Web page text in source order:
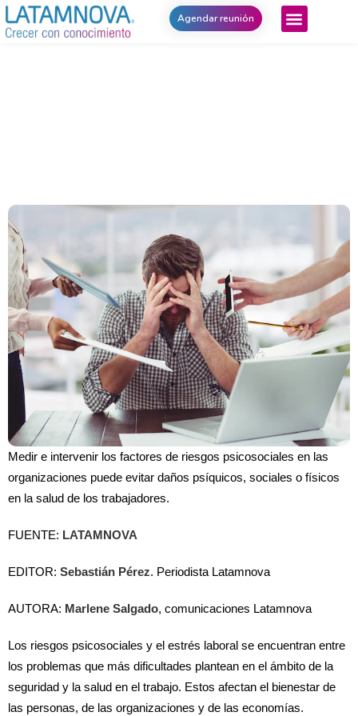
Agendar reunión
Medir e intervenir los factores de riesgos psicosociales en las
organizaciones puede evitar daños psíquicos, sociales o físicos
en la salud de los trabajadores.
FUENTE: LATAMNOVA
EDITOR: Sebastián Pérez. Periodista Latamnova
AUTORA: Marlene Salgado, comunicaciones Latamnova
Los riesgos psicosociales y el estrés laboral se encuentran entre
los problemas que más dificultades plantean en el ámbito de la
seguridad y la salud en el trabajo. Estos afectan el bienestar de
las personas, de las organizaciones y de las economías.